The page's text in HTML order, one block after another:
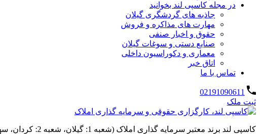
در مجله کاسپی لند بخوانید
جاذبه های گردشگری گیلان
مهارت های مذاکره و فروش
حقوق و اخبار صنفی
صنایع دستی و سوغات گیلان
معماری و دکوراسیون داخلی
اتاق خبر
تماس با ما
02191090611
ثبت ملک
کاسپی لند برند معتبر سرمایه گذاری املاک (شعبه 1: گیلان، شعبه 2: کردان، سهیلیه):خرید و فروش ،رهن و اجاره